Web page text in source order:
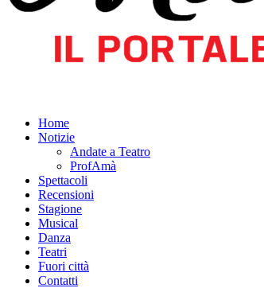
Home
Notizie
Andate a Teatro
ProfAmà
Spettacoli
Recensioni
Stagione
Musical
Danza
Teatri
Fuori città
Contatti